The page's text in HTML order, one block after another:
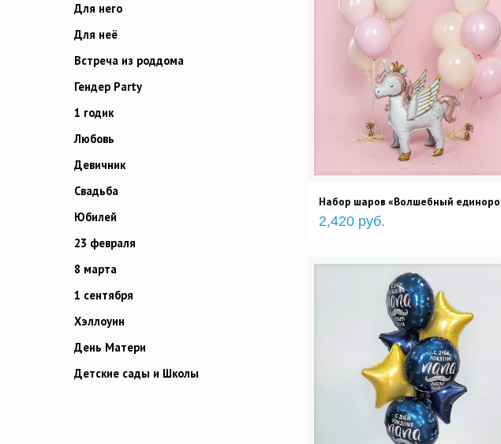
Набор шаров «Волшебный
2,420 руб.
Для него
Для неё
Встреча из роддома
Гендер Party
1 годик
Любовь
Девичник
Свадьба
Юбилей
23 февраля
8 марта
1 сентября
Хэллоуин
День Матери
Детские сады и Школы